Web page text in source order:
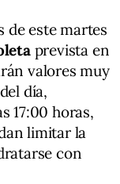
de este martes
prevista en
valores muy
día,
17:00 horas,
limitar la
con